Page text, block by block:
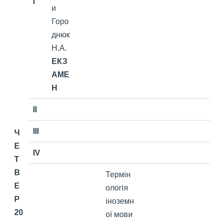
Ч
Е
Т
В
Е
Р
20
и
Горо
днюк
Н.А.
ЕКЗ
АМЕ
Н
IV
Термін
ологія
іноземн
ої мови